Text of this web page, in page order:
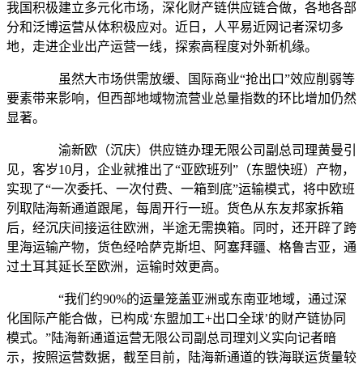
我国积极建立多元化市场，深化财产链供应链合做，各地各部
分和泛博运营从体积极应对。近日，人平易近网记者深切多
地，走进企业出产运营一线，探索高程度对外新机缘。
虽然大市场供需放缓、国际商业“抢出口”效应削弱等
要素带来影响，但西部地域物流营业总量指数的环比增加仍然
显著。
渝新欧（沉庆）供应链办理无限公司副总司理黄曼引
见，客岁10月，企业就推出了“亚欧班列”（东盟快班）产物，
实现了“一次委托、一次付费、一箱到底”运输模式，将中欧班
列取陆海新通道跟尾，每周开行一班。货色从东友邦家拆箱
后，经沉庆间接运往欧洲，半途无需换箱。同时，还开辟了跨
里海运输产物，货色经哈萨克斯坦、阿塞拜疆、格鲁吉亚，通
过土耳其延长至欧洲，运输时效更高。
“我们约90%的运量笼盖亚洲或东南亚地域，通过深
化国际产能合做，已构成‘东盟加工+出口全球’的财产链协同
模式。”陆海新通道运营无限公司副总司理刘义实向记者暗
示，按照运营数据，截至目前，陆海新通道的铁海联运货量较